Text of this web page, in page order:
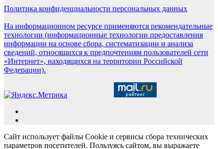
Политика конфиденциальности персональных данных
На информационном ресурсе применяются рекомендательные
технологии (информационные технологии предоставления
информации на основе сбора, систематизации и анализа
сведений, относящихся к предпочтениям пользователей сети
«Интернет», находящихся на территории Российской
Федерации).
Сайт использует файлы Cookie и сервисы сбора технических
параметров посетителей. Пользуясь сайтом, вы выражаете